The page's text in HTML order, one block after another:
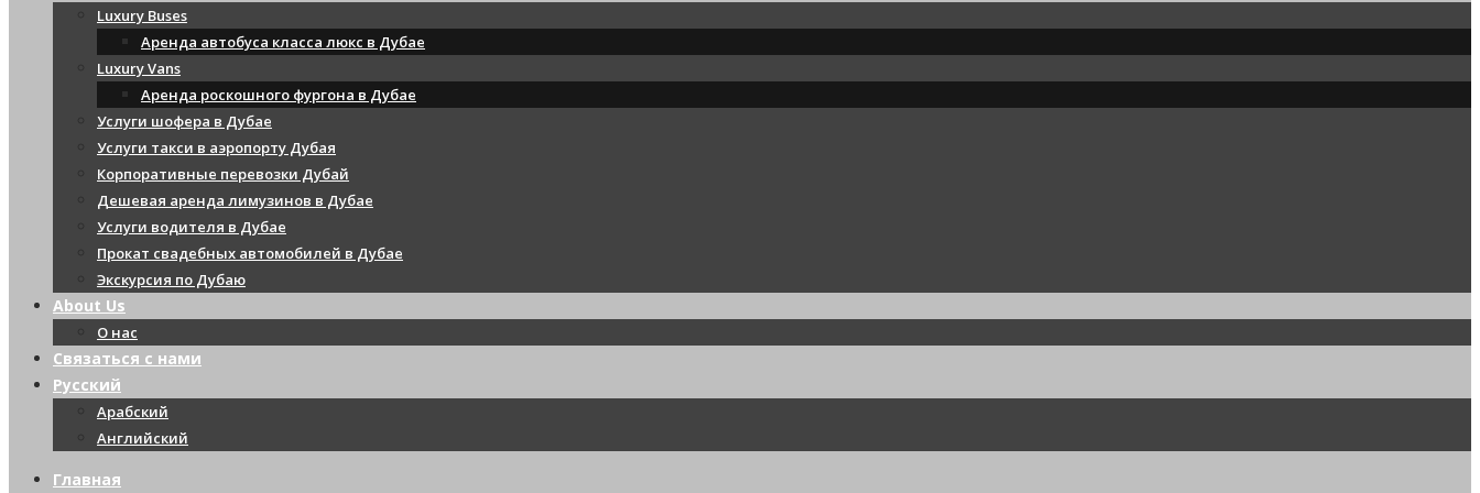
Luxury Buses
Аренда автобуса класса люкс в Дубае
Luxury Vans
Аренда роскошного фургона в Дубае
Услуги шофера в Дубае
Услуги такси в аэропорту Дубая
Корпоративные перевозки Дубай
Дешевая аренда лимузинов в Дубае
Услуги водителя в Дубае
Прокат свадебных автомобилей в Дубае
Экскурсия по Дубаю
About Us
О нас
Связаться с нами
Русский
Арабский
Английский
Главная